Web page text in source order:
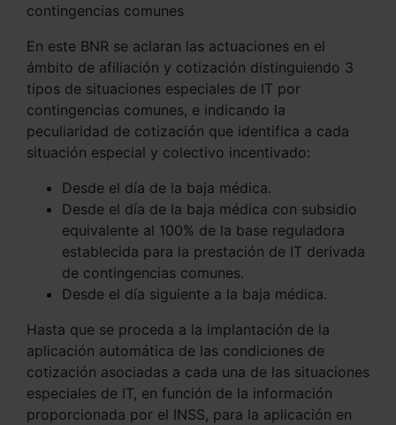
contingencias comunes
En este BNR se aclaran las actuaciones en el
ámbito de afiliación y cotización distinguiendo 3
tipos de situaciones especiales de IT por
contingencias comunes, e indicando la
peculiaridad de cotización que identifica a cada
situación especial y colectivo incentivado:
Desde el día de la baja médica.
Desde el día de la baja médica con subsidio
equivalente al 100% de la base reguladora
establecida para la prestación de IT derivada
de contingencias comunes.
Desde el día siguiente a la baja médica.
Hasta que se proceda a la implantación de la
aplicación automática de las condiciones de
cotización asociadas a cada una de las situaciones
especiales de IT, en función de la información
proporcionada por el INSS, para la aplicación en